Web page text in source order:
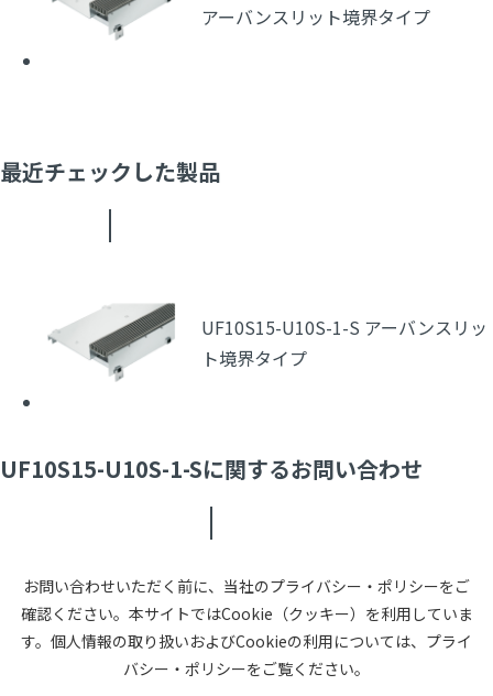
アーバンスリット境界タイプ
最近チェックした製品
UF10S15-U10S-1-S アーバンスリッ
ト境界タイプ
UF10S15-U10S-1-Sに関するお問い合わせ
お問い合わせいただく前に、当社のプライバシー・ポリシーをご
確認ください。本サイトではCookie（クッキー）を利用していま
す。個人情報の取り扱いおよびCookieの利用については、プライ
バシー・ポリシーをご覧ください。